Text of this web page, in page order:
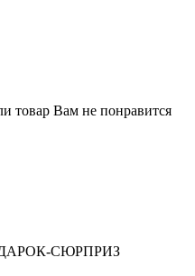
товар Вам не понравится
‐СЮРПРИЗ